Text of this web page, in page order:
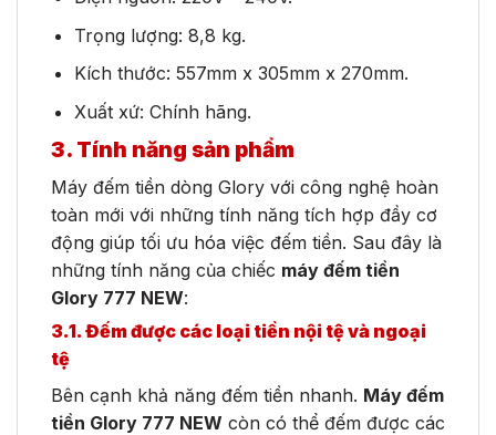
Trọng lượng: 8,8 kg.
Kích thước: 557mm x 305mm x 270mm.
Xuất xứ: Chính hãng.
3. Tính năng sản phẩm
Máy đếm tiền dòng Glory với công nghệ hoàn
toàn mới với những tính năng tích hợp đầy cơ
động giúp tối ưu hóa việc đếm tiền. Sau đây là
những tính năng của chiếc máy đếm tiền
Glory 777 NEW:
3.1. Đếm được các loại tiền nội tệ và ngoại
tệ
Bên cạnh khả năng đếm tiền nhanh. Máy đếm
tiền Glory 777 NEW còn có thể đếm được các